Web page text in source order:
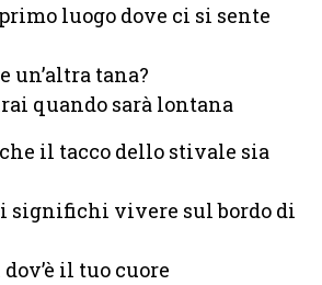
luogo dove ci si sente
un’altra tana?
quando sarà lontana
il tacco dello stivale sia
significhi vivere sul bordo di
il tuo cuore